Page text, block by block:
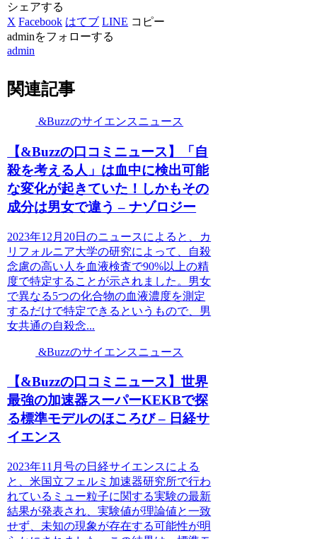
シェアする
X Facebook はてブ LINE コピー
adminをフォローする
admin
関連記事
&Buzzのサイエンスニュース
【&Buzzの口コミニュース】「自
殺を考える人」は血中に検出可能
な変化が起きていた！しかもその
成分は男女で違う – ナゾロジー
2023年12月20日のニュースによると、カ
リフォルニア大学の研究によって、自殺
念慮の高い人を血液検査で90%以上の精
度で特定することが示されました。男女
で異なる5つの化合物の血液濃度を測定
するだけで特定できるというもので、男
女共通の自殺念...
&Buzzのサイエンスニュース
【&Buzzの口コミニュース】世界
最強の加速器スーパーKEKBで探
る標準モデルのほころび – 日経サ
イエンス
2023年11月号の日経サイエンスによる
と、米国立フェルミ加速器研究所で行わ
れているミュー粒子に関する実験の最新
結果が発表され、実験値が理論値と一致
せず、未知の現象が存在する可能性が明